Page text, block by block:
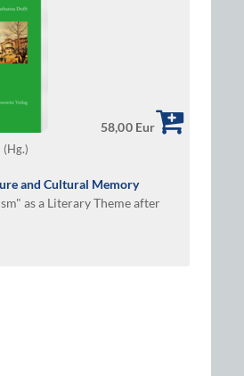
58,00 Eur
(Hg.)
and Cultural Memory
as a Literary Theme after